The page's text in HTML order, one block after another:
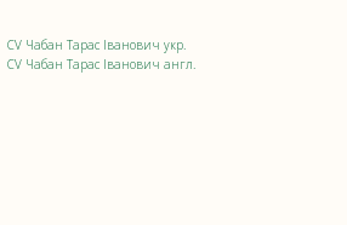
CV Чабан Тарас Іванович укр.
CV Чабан Тарас Іванович англ.